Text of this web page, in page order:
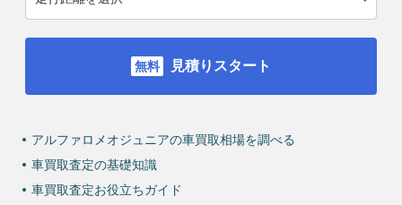
見積りスタート
アルファロメオジュニアの車買取相場を調べる
車買取査定の基礎知識
車買取査定お役立ちガイド